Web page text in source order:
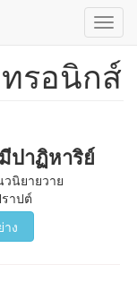
รอนิกส์
าฏิหาริย์
นิยายวาย
าปต์
าง